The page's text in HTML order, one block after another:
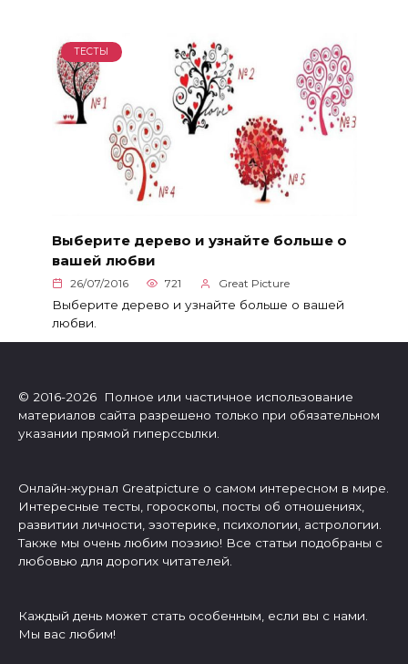
ТЕСТЫ
Выберите дерево и узнайте больше о
вашей любви
26/07/2016 721 Great Picture
Выберите дерево и узнайте больше о вашей
любви.
© 2016-2026 Полное или частичное использование
материалов сайта разрешено только при обязательном
указании прямой гиперссылки.
Онлайн-журнал Greatpicture о самом интересном в мире.
Интересные тесты, гороскопы, посты об отношениях,
развитии личности, эзотерике, психологии, астрологии.
Также мы очень любим поэзию! Все статьи подобраны с
любовью для дорогих читателей.
Каждый день может стать особенным, если вы с нами.
Мы вас любим!